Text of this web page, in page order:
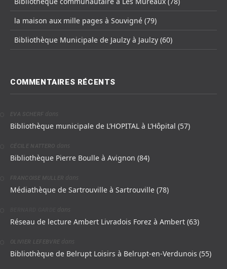
la maison aux mille pages à Souvigné (79)
Bibliothèque Municipale de Jaulzy à Jaulzy (60)
COMMENTAIRES RÉCENTS
EVA SCHERF dans
Bibliothèque municipale de L’HOPITAL à L’Hôpital (57)
CÉCILE NATTERO dans
Bibliothèque Pierre Boulle à Avignon (84)
FRANCOISE MULLER dans
Médiathèque de Sartrouville à Sartrouville (78)
dans
Réseau de lecture Ambert Livradois Forez à Ambert (63)
OLIVIER LEFEBVRE dans
Bibliothèque de Belrupt Loisirs à Belrupt-en-Verdunois (55)